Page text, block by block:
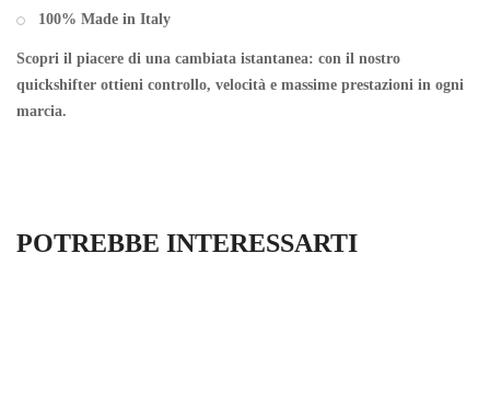
100% Made in Italy
Scopri il piacere di una cambiata istantanea: con il nostro
quickshifter ottieni controllo, velocità e massime prestazioni in ogni
marcia.
POTREBBE INTERESSARTI